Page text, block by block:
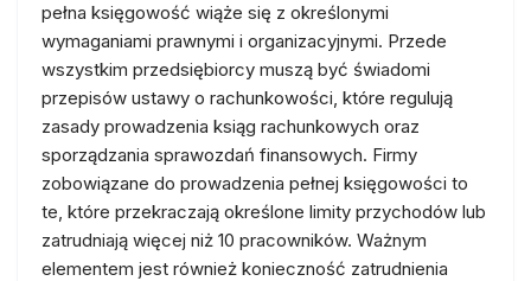
pełna księgowość wiąże się z określonymi
wymaganiami prawnymi i organizacyjnymi. Przede
wszystkim przedsiębiorcy muszą być świadomi
przepisów ustawy o rachunkowości, które regulują
zasady prowadzenia ksiąg rachunkowych oraz
sporządzania sprawozdań finansowych. Firmy
zobowiązane do prowadzenia pełnej księgowości to
te, które przekraczają określone limity przychodów lub
zatrudniają więcej niż 10 pracowników. Ważnym
elementem jest również konieczność zatrudnienia